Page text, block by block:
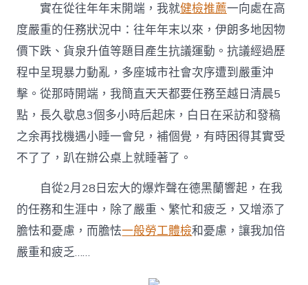
實在從往年年末開端，我就健檢推薦一向處在高
度嚴重的任務狀況中：往年年末以來，伊朗多地因物
價下跌、貨泉升值等題目產生抗議運動。抗議經過歷
程中呈現暴力動亂，多座城市社會次序遭到嚴重沖
擊。從那時開端，我簡直天天都要任務至越日清晨5
點，長久歇息3個多小時后起床，白日在采訪和發稿
之余再找機遇小睡一會兒，補個覺，有時困得其實受
不了了，趴在辦公桌上就睡著了。
自從2月28日宏大的爆炸聲在德黑蘭響起，在我
的任務和生涯中，除了嚴重、繁忙和疲乏，又增添了
膽怯和憂慮，而膽怯一般勞工體檢和憂慮，讓我加倍
嚴重和疲乏……